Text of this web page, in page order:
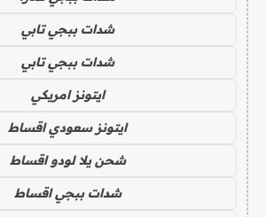
شدات ببجي تابي
شدات ببجي تابي
ايتونز امريكي
ايتونز سعودي اقساط
شحن يلا لودو اقساط
شدات ببجي اقساط